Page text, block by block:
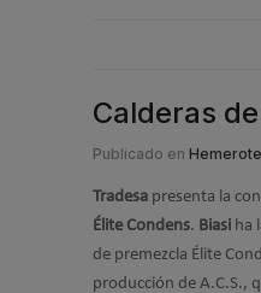
Calderas
Publicado en
Tradesa presenta la
Élite Condens. Biasi ha
de premezcla Élite
producción de A.C.S.,